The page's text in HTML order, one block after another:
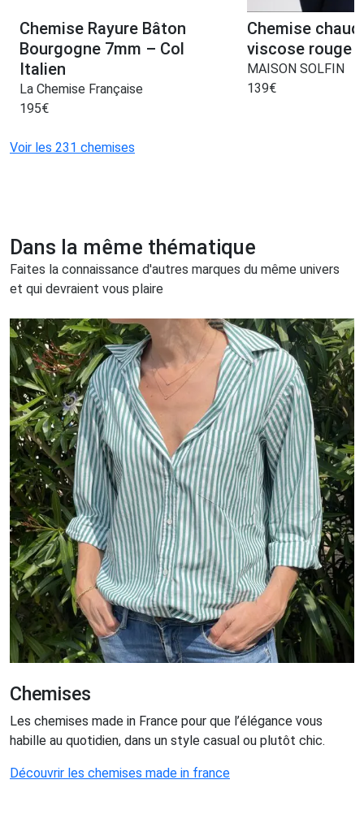
Chemise Rayure Bâton
Bourgogne 7mm – Col
Italien
La Chemise Française
195€
Chemise
viscose rouge
MAISON SOLFIN
139€
Voir les 231 chemises
Dans la même thématique
Faites la connaissance d'autres marques du même univers
et qui devraient vous plaire
Chemises
Les chemises made in France pour que l’élégance vous
habille au quotidien, dans un style casual ou plutôt chic.
Découvrir les chemises made in france